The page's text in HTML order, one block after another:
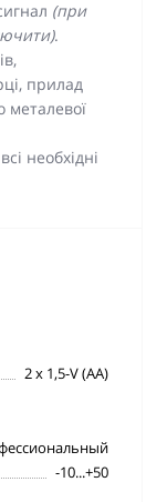
(при
.
прилад
металевої
необхідні
2 x 1,5-V (АА)
-10...+50